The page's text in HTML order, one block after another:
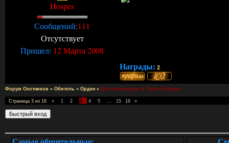
Hospes
Сообщений:111
Отсутствует
Пришел: 12 Марта 2008
Награды: 2
Форум Охотников » Обитель » Орден » Для вступающих в Святой Орден
Страница 3 из 16 « 1 2 3 4 5 … 15 16 »